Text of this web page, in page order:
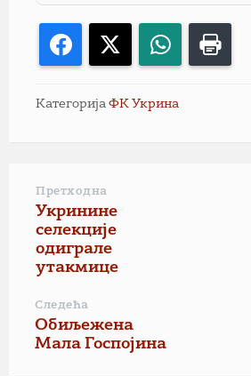
Facebook WhatsApp
Категорија ФК Укрина
Претходна
Укринине
селекције
одиграле
утакмице
Следећа
Обиљежена
Мала Госпојина